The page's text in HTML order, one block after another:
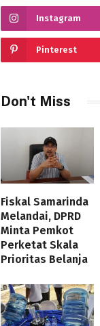
Instagram
Pinterest
Don't Miss
Fiskal Samarinda
Melandai, DPRD
Minta Pemkot
Perketat Skala
Prioritas Belanja